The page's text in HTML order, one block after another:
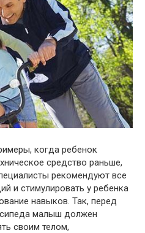
когда ребенок
средство раньше,
рекомендуют все
и стимулировать у ребенка
навыков. Так, перед
малыш должен
своим телом,